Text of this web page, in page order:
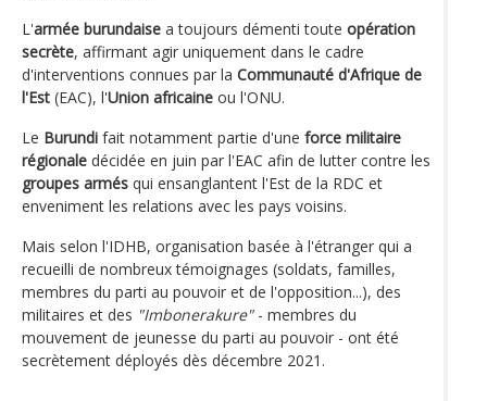
L'armée burundaise a toujours démenti toute opération
secrète, affirmant agir uniquement dans le cadre
d'interventions connues par la Communauté d'Afrique de
l'Est (EAC), l'Union africaine ou l'ONU.
Le Burundi fait notamment partie d'une force militaire
régionale décidée en juin par l'EAC afin de lutter contre les
groupes armés qui ensanglantent l'Est de la RDC et
enveniment les relations avec les pays voisins.
Mais selon l'IDHB, organisation basée à l'étranger qui a
recueilli de nombreux témoignages (soldats, familles,
membres du parti au pouvoir et de l'opposition...), des
militaires et des "Imbonerakure"- membres du
mouvement de jeunesse du parti au pouvoir - ont été
secrètement déployés dès décembre 2021.